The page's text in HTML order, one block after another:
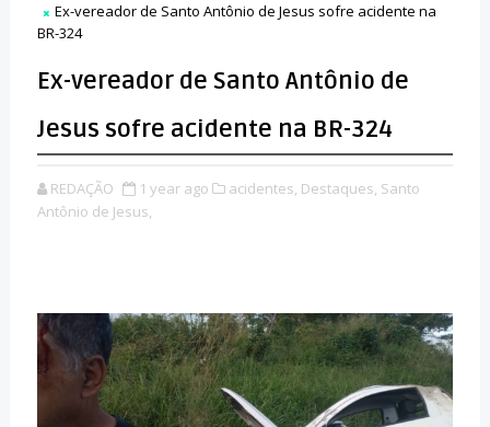
Ex-vereador de Santo Antônio de Jesus sofre acidente na
BR-324
Ex-vereador de Santo Antônio de
Jesus sofre acidente na BR-324
REDAÇÃO 1 year ago acidentes, Destaques, Santo
Antônio de Jesus,